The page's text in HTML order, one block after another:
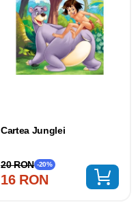
Cartea Junglei
16 RON
20 RON -20%